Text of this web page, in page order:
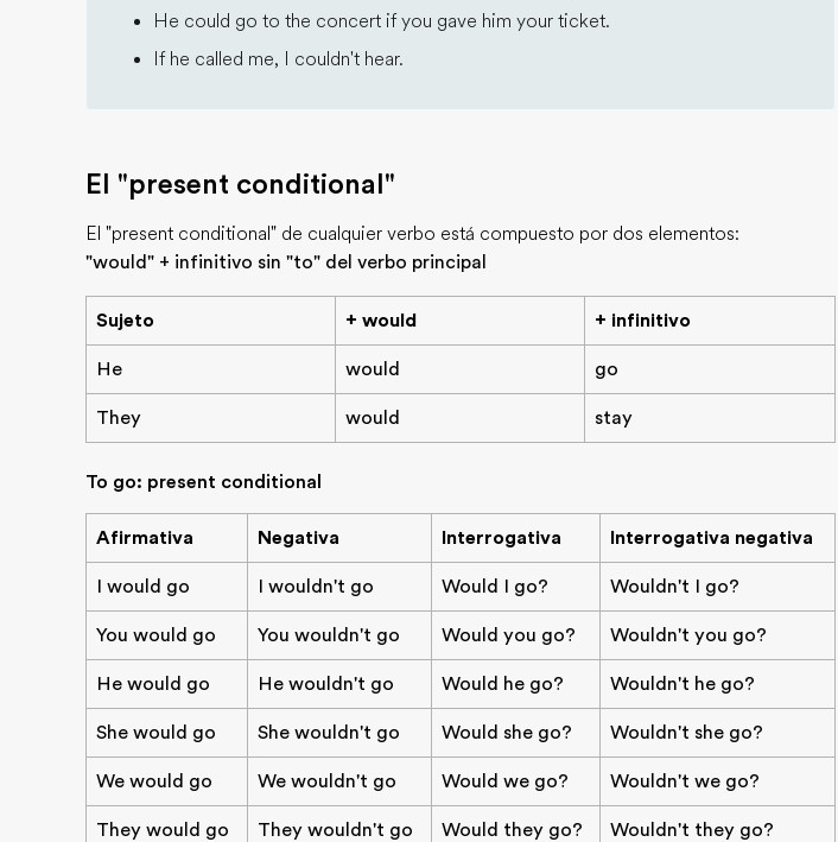
He could go to the concert if you gave him your ticket.
If he called me, I couldn't hear.
El "present conditional"
El "present conditional" de cualquier verbo está compuesto por dos elementos:
"would" + infinitivo sin "to" del verbo principal
Sujeto + would + infinitivo
He would go
They would stay
To go: present conditional
Afirmativa Negativa Interrogativa Interrogativa negativa
I would go I wouldn't go Would I go? Wouldn't I go?
You would go You wouldn't go Would you go? Wouldn't you go?
He would go He wouldn't go Would he go? Wouldn't he go?
She would go She wouldn't go Would she go? Wouldn't she go?
We would go We wouldn't go Would we go? Wouldn't we go?
They would go They wouldn't go Would they go? Wouldn't they go?